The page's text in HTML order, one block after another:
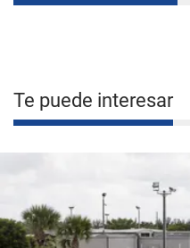
Te puede interesar